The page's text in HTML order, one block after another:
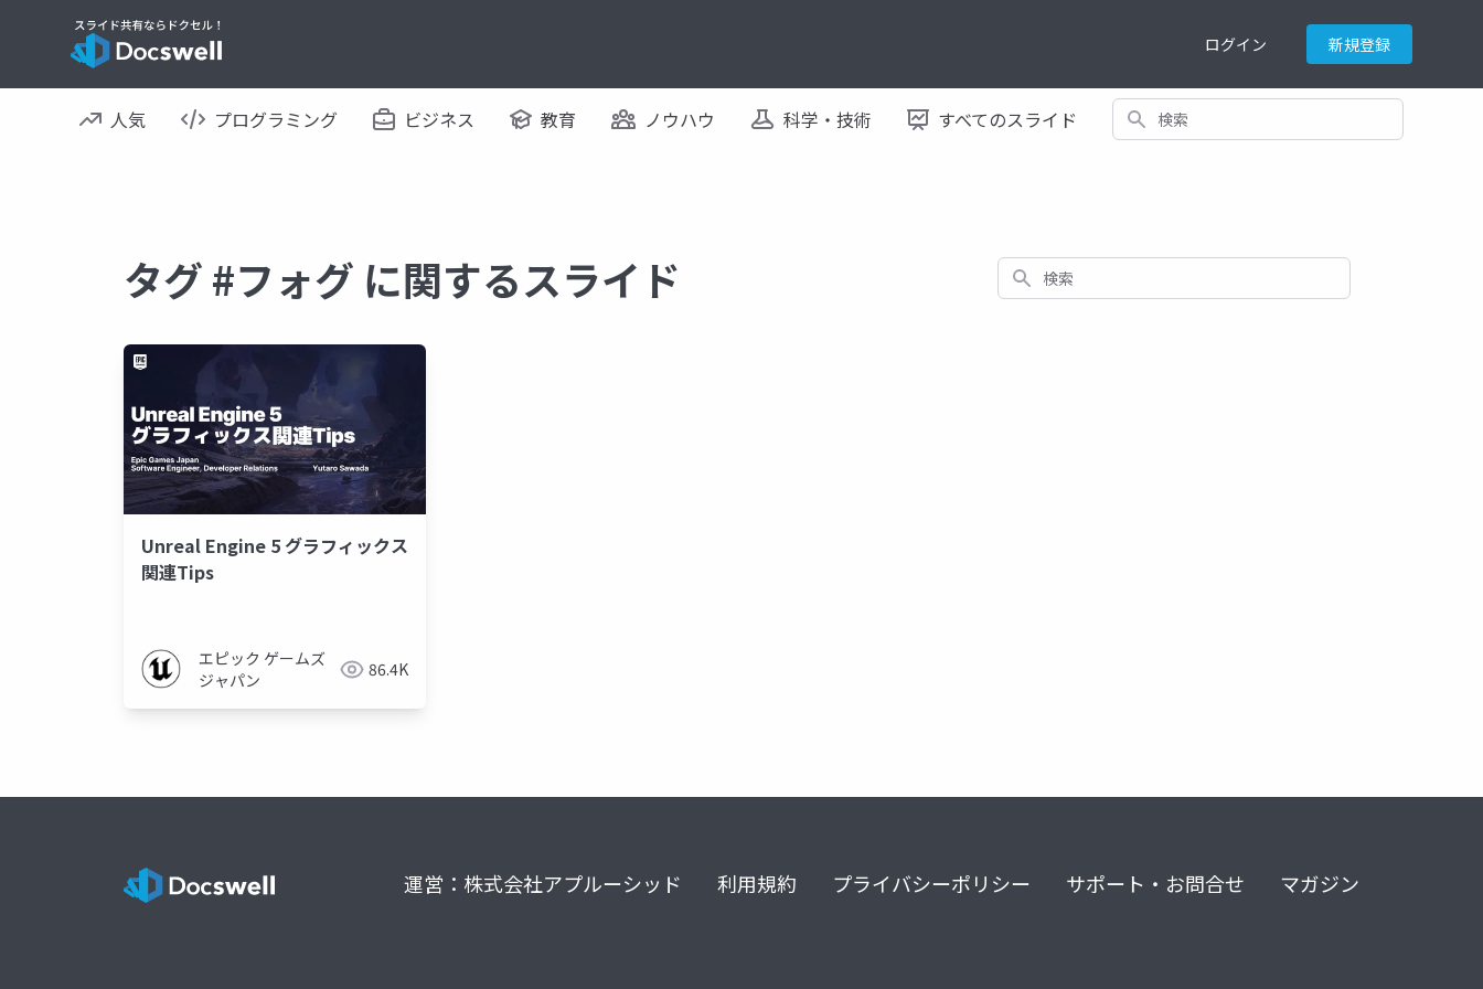
ログイン 新規登録
人気 プログラミング ビジネス 教育 ノウハウ 科学・技術 すべてのスライド 検索
タグ #フォグ に関するスライド 検索
Unreal Engine 5 グラフィックス
関連Tips
エピック ゲームズ
ジャパン
86.4K
運営：株式会社アプルーシッド 利用規約 プライバシーポリシー サポート・お問合せ マガジン